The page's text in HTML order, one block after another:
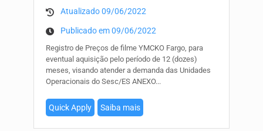
Atualizado 09/06/2022
Publicado em 09/06/2022
Registro de Preços de filme YMCKO Fargo, para
eventual aquisição pelo período de 12 (dozes)
meses, visando atender a demanda das Unidades
Operacionais do Sesc/ES ANEXO...
Quick Apply Saiba mais